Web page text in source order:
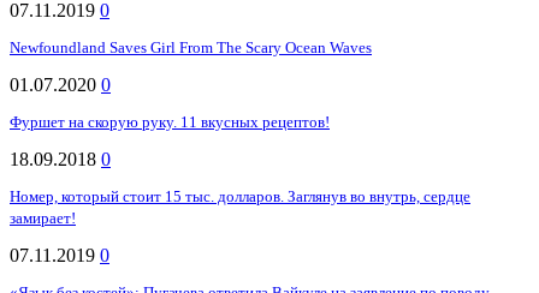
07.11.2019 0
Newfoundland Saves Girl From The Scary Ocean Waves
01.07.2020 0
Фуршет на скорую руку. 11 вкусных рецептов!
18.09.2018 0
Номер, который стоит 15 тыс. долларов. Заглянув во внутрь, сердце
замирает!
07.11.2019 0